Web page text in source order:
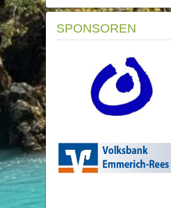
SPONSOREN